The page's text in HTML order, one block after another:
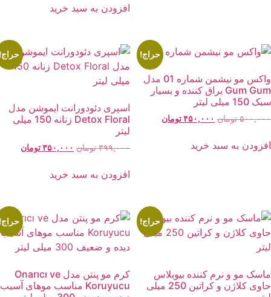
افزودن به سبد خرید
حراج!
واکس مو نیشمن شماره 01 مدل
Gum Gum براق کننده و بسیار
میلی لیتر
تومانقیمت
۴۵۰,۰۰۰تومانقیمت
به سبد خرید
حراج!
اسپری دئودورانت ایموشن مدل
Detox Floral زنانه 150 میلی
لیتر
۳۹۹,۰۰۰ تومانقیمت
۳۵۰,۰۰۰تومانقیمت
افزودن به سبد خرید
حراج!
مو و نرم کننده بیوبلاس
حاوی کلاژن و کراتین 250 میلی
حراج!
کرم مو پنتن مدل Onarıcı ve
Koruyucu مناسب موهای آسیب